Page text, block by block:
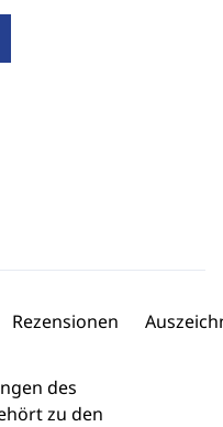
Rezensionen
des
zu den